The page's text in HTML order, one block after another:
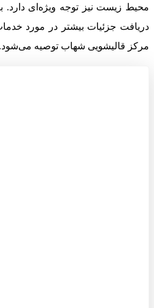
محیط زیست نیز توجه ویژه‌ای دارد.
دریافت جزئیات بیشتر در مورد
مرکز قالیشویی شهاب توصیه می‌شود.